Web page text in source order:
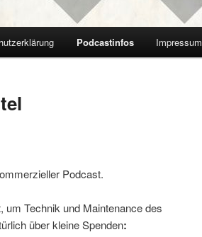
Podcastinfos Impressum
Podcast.
Technik und Maintenance des
über kleine Spenden: